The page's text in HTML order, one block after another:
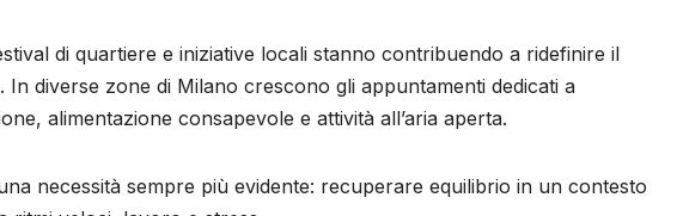
di quartiere e iniziative locali stanno contribuendo a ridefinire il
diverse zone di Milano crescono gli appuntamenti dedicati a
alimentazione consapevole e attività all’aria aperta.
necessità sempre più evidente: recuperare equilibrio in un contesto